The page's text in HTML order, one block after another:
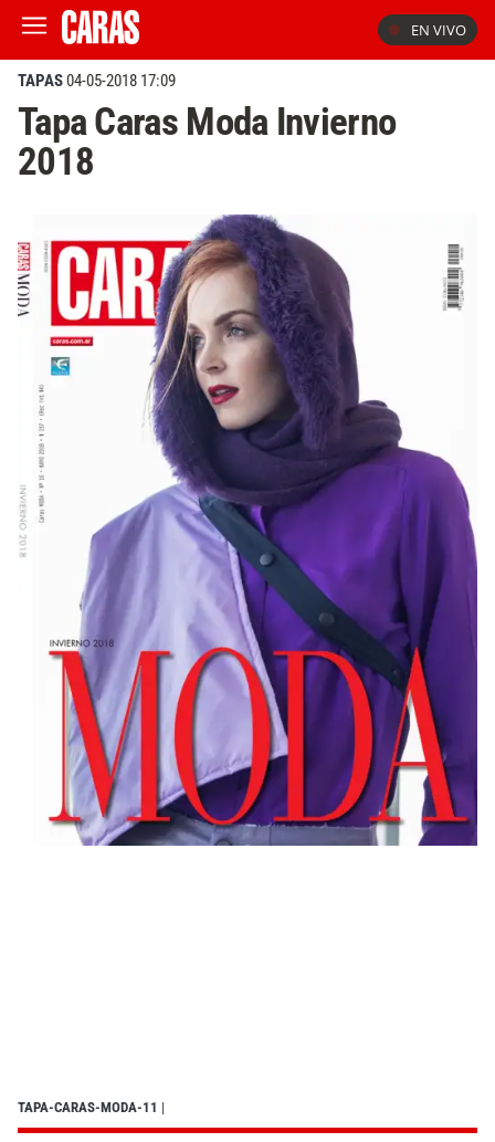
EN VIVO
TAPAS04-05-2018 17:09
Tapa Caras Moda Invierno
2018
TAPA-CARAS-MODA-11 |